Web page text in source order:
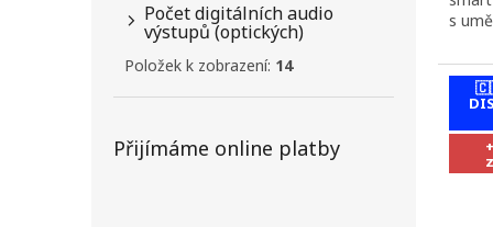
Počet digitálních audio
výstupů (optických)
Položek k zobrazení: 14
Přijímáme online platby
s